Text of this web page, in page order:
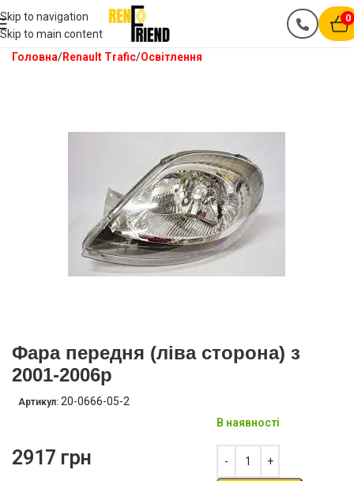
Skip to navigation
Skip to main content
0
Головна Renault Trafic Освітлення
Фара передня (ліва сторона) з
2001-2006р
Артикул: 20-0666-05-2
2917 грн
В наявності